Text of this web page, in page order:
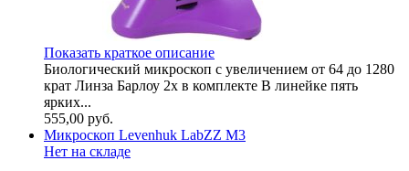
Показать краткое описание
Биологический микроскоп с увеличением от 64 до 1280
крат Линза Барлоу 2x в комплекте В линейке пять
ярких...
555,00 руб.
Микроскоп Levenhuk LabZZ M3
Нет на складе